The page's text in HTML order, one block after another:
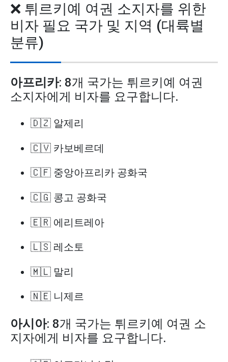
❌ 튀르키예 여권 소지자를 위한
비자 필요 국가 및 지역 (대륙별
분류)
아프리카: 8개 국가는 튀르키예 여권
소지자에게 비자를 요구합니다.
🇩🇿 알제리
🇨🇻 카보베르데
🇨🇫 중앙아프리카 공화국
🇨🇬 콩고 공화국
🇪🇷 에리트레아
🇱🇸 레소토
🇲🇱 말리
🇳🇪 니제르
아시아: 8개 국가는 튀르키예 여권 소
지자에게 비자를 요구합니다.